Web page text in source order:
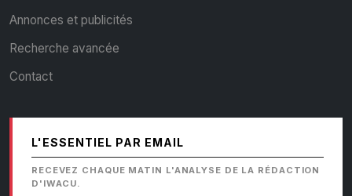
Annonces et publicités
Recherche avancée
Contact
L'ESSENTIEL PAR EMAIL
RECEVEZ CHAQUE MATIN L'ANALYSE DE LA RÉDACTION
D'IWACU.